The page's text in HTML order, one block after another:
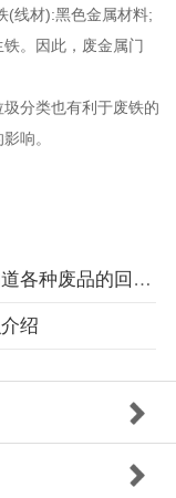
(线材):黑色金属材料;
。因此，废金属门
分类也有利于废铁的
响。
废品的回收价格
绍